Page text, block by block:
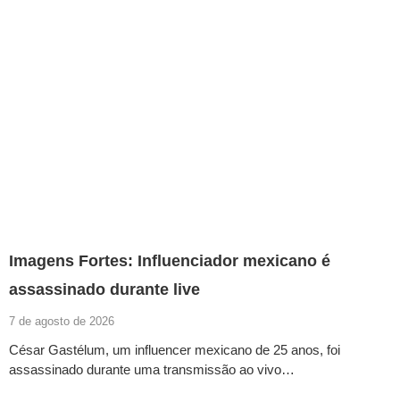
Imagens Fortes: Influenciador mexicano é
assassinado durante live
7 de agosto de 2026
César Gastélum, um influencer mexicano de 25 anos, foi
assassinado durante uma transmissão ao vivo…